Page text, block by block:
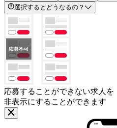
選択するとどうなるの？
応募することができない求人を
非表示にすることができます